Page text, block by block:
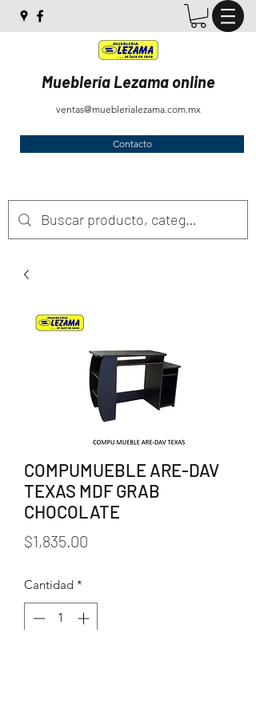
Mueblería Lezama online
ventas@mueblerialezama.com.mx
Contacto
COMPUMUEBLE ARE-DAV
TEXAS MDF GRAB
CHOCOLATE
$1,835.00
Cantidad *